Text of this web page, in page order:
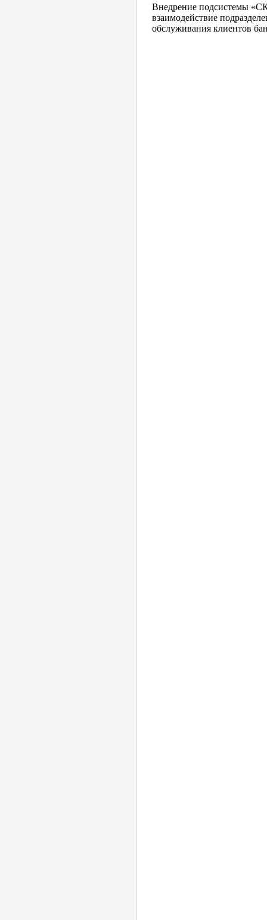
Внедрение подсистемы
взаимодействие
обслуживания клиентов